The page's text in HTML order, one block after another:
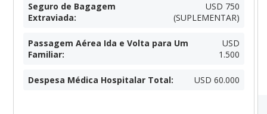
Seguro de Bagagem
Extraviada:
USD 750
(SUPLEMENTAR)
Passagem Aérea Ida e Volta para Um
Familiar:
USD
1.500
Despesa Médica Hospitalar Total: USD 60.000